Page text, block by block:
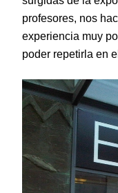
profesores, nos
experiencia muy
poder repetirla en